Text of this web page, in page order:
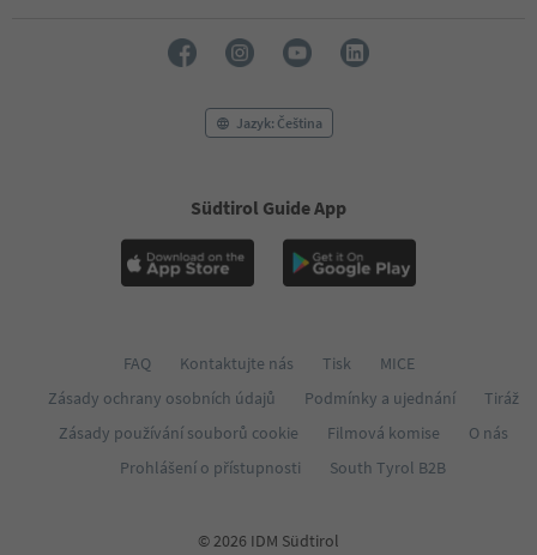
Jazyk: Čeština
Südtirol Guide App
FAQ Kontaktujte nás Tisk
MICE
Zásady ochrany osobních údajů
Podmínky a ujednání
Tiráž
Zásady používání souborů cookie
Filmová komise
O nás
Prohlášení o přístupnosti
South Tyrol B2B
© 2026 IDM Südtirol